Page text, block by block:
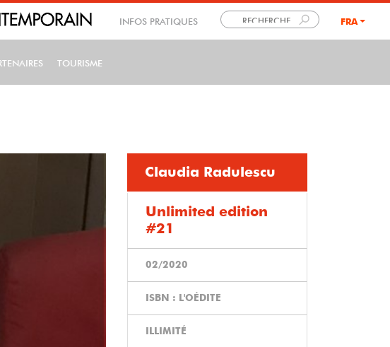
INFOS PRATIQUES FRA
TOURISME
Claudia Radulescu
Unlimited edition
#21
02/2020
ISBN : L'OÉDITE
ILLIMITÉ